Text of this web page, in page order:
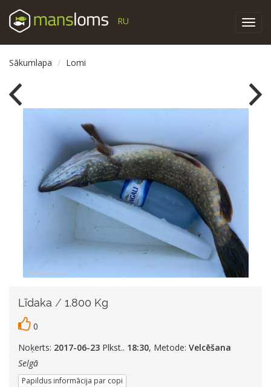
RU
Sākumlapa Lomi
Līdaka / 1.800 Kg
0
Noķerts: 2017-06-23 Plkst.. 18:30, Metode: Velcēšana
Selgā
Papildus informācija par copi